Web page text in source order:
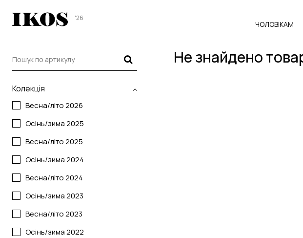
'26
ЧОЛОВІКАМ
Колекція
Весна/літо 2026
Осінь/зима 2025
Весна/літо 2025
Осінь/зима 2024
Весна/літо 2024
Осінь/зима 2023
Весна/літо 2023
Осінь/зима 2022
Не знайдено